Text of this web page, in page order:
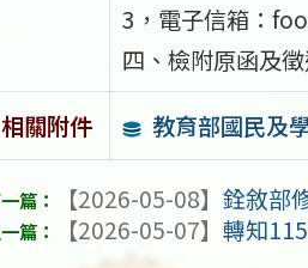
3，電子信箱：
四、檢附原函及
相關附件
教育部國民及
【2026-05-08】銓敘部
【2026-05-07】轉知